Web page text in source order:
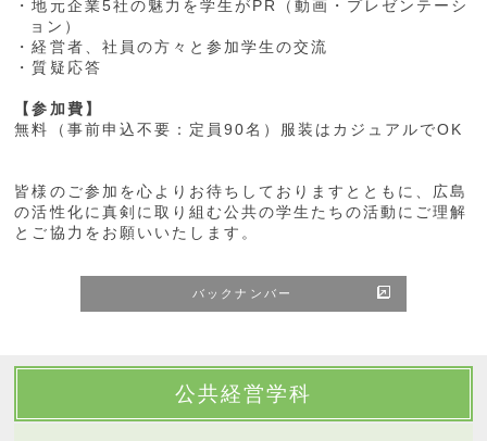
・地元企業5社の魅力を学生がPR（動画・プレゼンテーシ
ョン）
・経営者、社員の方々と参加学生の交流
・質疑応答
【参加費】
無料（事前申込不要：定員90名）服装はカジュアルでOK
皆様のご参加を心よりお待ちしておりますとともに、広島
の活性化に真剣に取り組む公共の学生たちの活動にご理解
とご協力をお願いいたします。
バックナンバー
公共経営学科